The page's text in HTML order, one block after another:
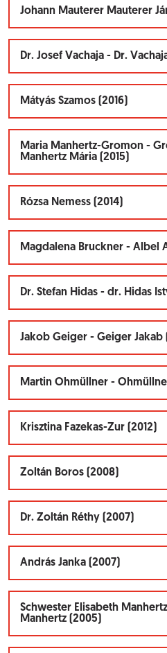
Johann Mauterer Mauterer
Dr. Josef Vachaja - Dr.
Mátyás Szamos (2016)
Maria Manhertz-Gromon -
Manhertz Mária (2015)
Rózsa Nemess (2014)
Magdalena Bruckner - Albel
Dr. Stefan Hidas - dr. Hidas
Jakob Geiger - Geiger Jakab
Martin Ohmüllner -
Krisztina Fazekas-Zur (2012)
Zoltán Boros (2008)
Dr. Zoltán Réthy (2007)
András Janka (2007)
Schwester Elisabeth
Manhertz (2005)